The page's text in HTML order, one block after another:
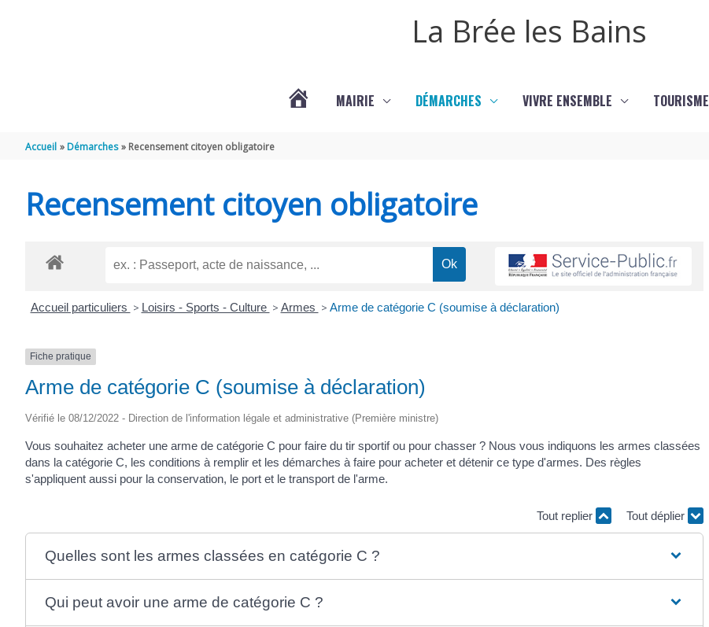
La Brée les Bains
TITRE)
MAIRIE DÉMARCHES VIVRE ENSEMBLE TOURISME
Accueil Démarches Recensement citoyen obligatoire
Recensement citoyen obligatoire
Accueil particuliers > Loisirs - Sports - Culture > Armes > Arme de catégorie C (soumise à déclaration)
Fiche pratique
Arme de catégorie C (soumise à déclaration)
Vérifié le 08/12/2022 - Direction de l'information légale et administrative (Première ministre)
Vous souhaitez acheter une arme de catégorie C pour faire du tir sportif ou pour chasser ? Nous vous indiquons les armes classées
dans la catégorie C, les conditions à remplir et les démarches à faire pour acheter et détenir ce type d'armes. Des règles
s'appliquent aussi pour la conservation, le port et le transport de l'arme.
Tout replier Tout déplier
Quelles sont les armes classées en catégorie C ?
Qui peut avoir une arme de catégorie C ?